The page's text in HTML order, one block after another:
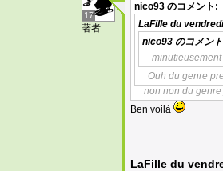
17
著者
nico93 のコメント:
LaFille du vendredi
nico93 のコメン
Ouh du genre
non non du
Ben voilà
LaFille du